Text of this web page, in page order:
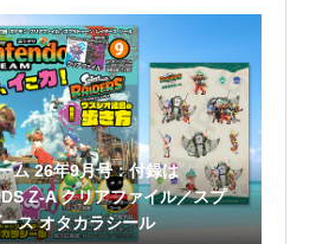
ム 26年9月号：付録は
Z-A クリアファイル／スプ
ス オタカラシール